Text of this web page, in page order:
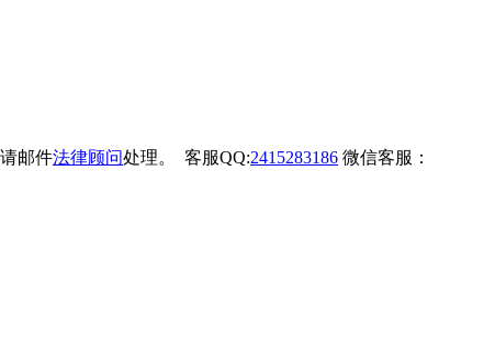
邮件法律顾问处理。 客服QQ:2415283186 微信客服：